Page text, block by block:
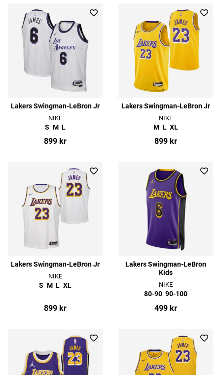
Lakers Swingman-LeBron Jr
NIKE
S M L
899 kr
Lakers Swingman-LeBron Jr
NIKE
M L XL
899 kr
Lakers Swingman-LeBron Jr
NIKE
S M L XL
899 kr
Lakers Swingman-LeBron
Kids
NIKE
80-90 90-100
499 kr